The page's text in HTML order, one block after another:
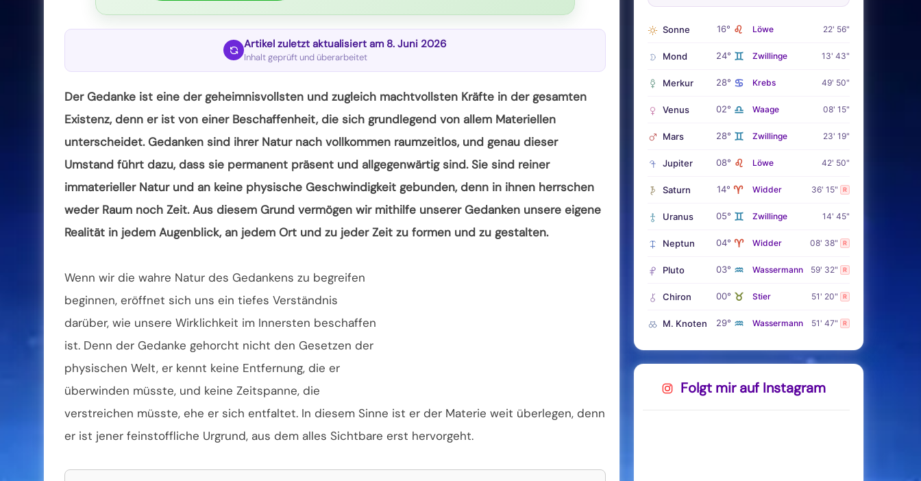
Artikel zuletzt aktualisiert am 8. Juni 2026
Inhalt geprüft und überarbeitet
Der Gedanke ist eine der geheimnisvollsten und zugleich machtvollsten Kräfte in der gesamten
Existenz, denn er ist von einer Beschaffenheit, die sich grundlegend von allem Materiellen
unterscheidet. Gedanken sind ihrer Natur nach vollkommen raumzeitlos, und genau dieser
Umstand führt dazu, dass sie permanent präsent und allgegenwärtig sind. Sie sind reiner
immaterieller Natur und an keine physische Geschwindigkeit gebunden, denn in ihnen herrschen
weder Raum noch Zeit. Aus diesem Grund vermögen wir mithilfe unserer Gedanken unsere eigene
Realität in jedem Augenblick, an jedem Ort und zu jeder Zeit zu formen und zu gestalten.
Wenn wir die wahre Natur des Gedankens zu begreifen
beginnen, eröffnet sich uns ein tiefes Verständnis
darüber, wie unsere Wirklichkeit im Innersten beschaffen
ist. Denn der Gedanke gehorcht nicht den Gesetzen der
physischen Welt, er kennt keine Entfernung, die er
überwinden müsste, und keine Zeitspanne, die
verstreichen müsste, ehe er sich entfaltet. In diesem Sinne ist er der Materie weit überlegen, denn
er ist jener feinstoffliche Urgrund, aus dem alles Sichtbare erst hervorgeht.
Sonne 16° ♌ Löwe 22' 56"
Mond 24° ♊ Zwillinge 13' 43"
Merkur 28° ♋ Krebs 49' 50"
Venus 02° ♎ Waage 08' 15"
Mars 28° ♊ Zwillinge 23' 19"
Jupiter 08° ♌ Löwe 42' 50"
Saturn 14° ♈ Widder 36' 15" R
Uranus 05° ♊ Zwillinge 14' 45"
Neptun 04° ♈ Widder 08' 38" R
Pluto 03° ♒ Wassermann 59' 32" R
Chiron 00° ♉ Stier 51' 20" R
M. Knoten 29° ♒ Wassermann 51' 47" R
Folgt mir auf Instagram